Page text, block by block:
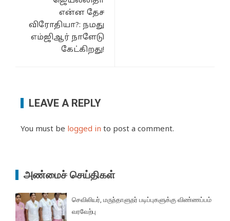
என்ன தேச
விரோதியா?: நமது
எம்ஜிஆர் நாளேடு
கேட்கிறது!
LEAVE A REPLY
You must be logged in to post a comment.
அண்மைச் செய்திகள்
செவிலியர், மருந்தாளுநர் படிப்புகளுக்கு விண்ணப்பம்
வரவேற்பு